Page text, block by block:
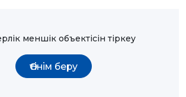
меншік объектісін тіркеу
Өтінім беру